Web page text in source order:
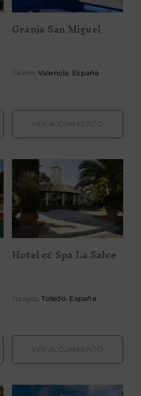
Granja San Miguel
Salem, Valencia . España
VER ALOJAMIENTO
Hotel & Spa La
Salve
Hotel & Spa La Salve
Torrijos,Toledo. España
VER ALOJAMIENTO